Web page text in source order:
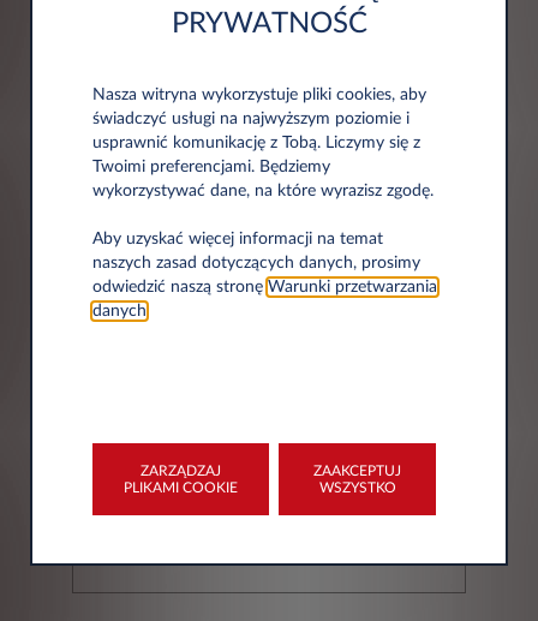
NIP*
Informacje adresowe
PRYWATNOŚĆ
Nasza witryna wykorzystuje pliki cookies, aby
świadczyć usługi na najwyższym poziomie i
usprawnić komunikację z Tobą. Liczymy się z
Twoimi preferencjami. Będziemy
wykorzystywać dane, na które wyrazisz zgodę.
Aby uzyskać więcej informacji na temat
naszych zasad dotyczących danych, prosimy
odwiedzić naszą stronę Warunki przetwarzania
danych
ZARZĄDZAJ
PLIKAMI COOKIE
ZAAKCEPTUJ
WSZYSTKO